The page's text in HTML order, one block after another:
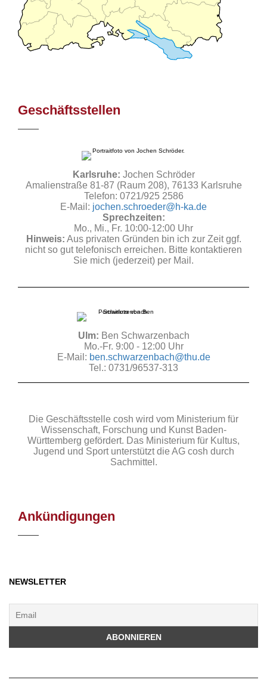
Geschäftsstellen
Karlsruhe: Jochen Schröder
Amalienstraße 81-87 (Raum 208), 76133 Karlsruhe
Telefon: 0721/925 2586
E-Mail: jochen.schroeder@h-ka.de
Sprechzeiten:
Mo., Mi., Fr. 10:00-12:00 Uhr
Hinweis: Aus privaten Gründen bin ich zur Zeit ggf.
nicht so gut telefonisch erreichen. Bitte kontaktieren
Sie mich (jederzeit) per Mail.
Ulm: Ben Schwarzenbach
Mo.-Fr. 9:00 - 12:00 Uhr
E-Mail: ben.schwarzenbach@thu.de
Tel.: 0731/96537-313
Die Geschäftsstelle cosh wird vom Ministerium für
Wissenschaft, Forschung und Kunst Baden-
Württemberg gefördert. Das Ministerium für Kultus,
Jugend und Sport unterstützt die AG cosh durch
Sachmittel.
Ankündigungen
NEWSLETTER